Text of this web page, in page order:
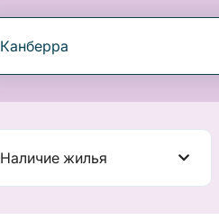
Канберра
Наличие жилья